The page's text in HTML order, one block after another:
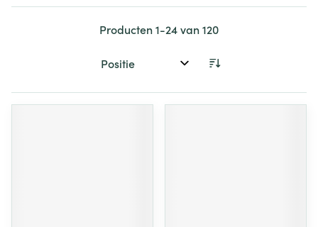
Producten1-24van120
Sorteer op: